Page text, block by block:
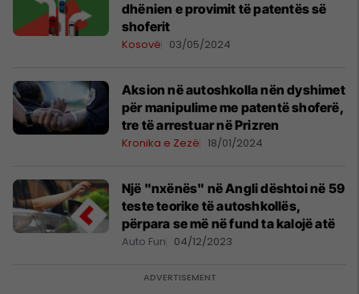
dhënien e provimit të patentës së
shoferit
Kosovë 03/05/2024
Aksion në autoshkolla nën dyshimet
për manipulime me patentë shoferë,
tre të arrestuar në Prizren
Kronika e Zezë 18/01/2024
Një "nxënës" në Angli dështoi në 59
teste teorike të autoshkollës,
përpara se më në fund ta kalojë atë
Auto Fun 04/12/2023